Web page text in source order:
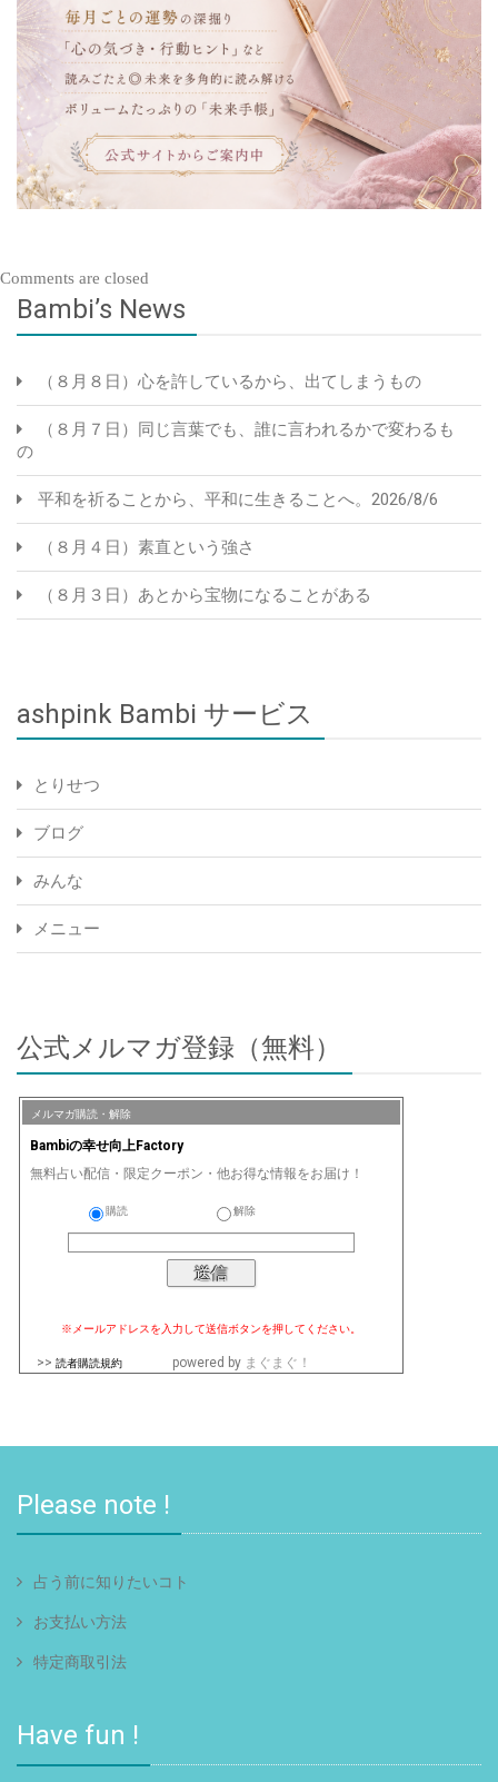
Comments are closed
Bambi’s News
（８月８日）心を許しているから、出てしまうもの
（８月７日）同じ言葉でも、誰に言われるかで変わるも
の
平和を祈ることから、平和に生きることへ。2026/8/6
（８月４日）素直という強さ
（８月３日）あとから宝物になることがある
ashpink Bambi サービス
とりせつ
ブログ
みんな
メニュー
公式メルマガ登録（無料）
メルマガ購読・解除
Bambiの幸せ向上Factory
無料占い配信・限定クーポン・他お得な情報をお届け！
購読 解除
※メールアドレスを入力して送信ボタンを押してください。
>> 読者購読規約 powered by まぐまぐ！
Please note !
占う前に知りたいコト
お支払い方法
特定商取引法
Have fun !